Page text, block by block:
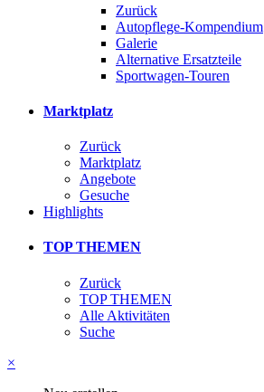
Zurück
Autopflege-Kompendium
Galerie
Alternative Ersatzteile
Sportwagen-Touren
Marktplatz
Zurück
Marktplatz
Angebote
Gesuche
Highlights
TOP THEMEN
Zurück
TOP THEMEN
Alle Aktivitäten
Suche
×